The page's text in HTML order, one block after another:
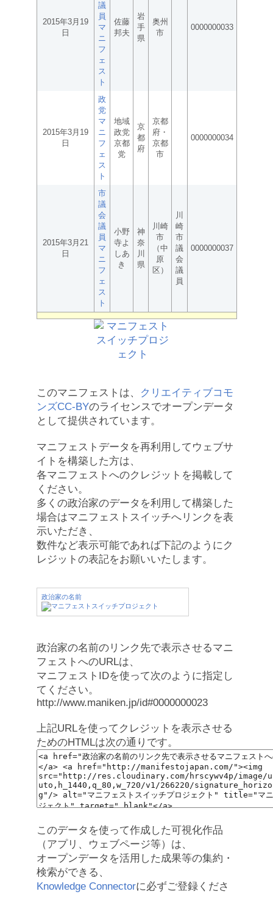
2015年3月19
日
議
員
マ
ニ
フ
ェ
ス
ト
佐藤
邦夫
岩
手
県
奥州
市
0000000033
2015年3月19
日
政
党
マ
ニ
フ
ェ
ス
ト
地域
政党
京都
党
京
都
府
京都
府・
京都
市
0000000034
2015年3月21
日
市
議
会
議
員
マ
ニ
フ
ェ
ス
ト
小野
寺よ
しあ
き
神
奈
川
県
川崎
市
（中
原
区）
川
崎
市
議
会
議
員
0000000037
このマニフェストは、
クリエイティブコモ
ンズCC-BYのライセンスでオープンデータ
として提供されています。
マニフェストデータを再利用してウェブサ
イトを構築した方は、
各マニフェストへのクレジットを掲載して
ください。
多くの政治家のデータを利用して構築した
場合はマニフェストスイッチへリンクを表
示いただき、
数件など表示可能であれば下記のようにク
レジットの表記をお願いいたします。
政治家の名前
政治家の名前のリンク先で表示させるマニ
フェストへのURLは、
マニフェストIDを使って次のように指定し
てください。
http://www.maniken.jp/id#0000000023
上記URLを使ってクレジットを表示させる
ためのHTMLは次の通りです。
このデータを使って作成した可視化作品
（アプリ、ウェブページ等）は、
オープンデータを活用した成果等の集約・
検索ができる、
Knowledge Connectorに必ずご登録くださ